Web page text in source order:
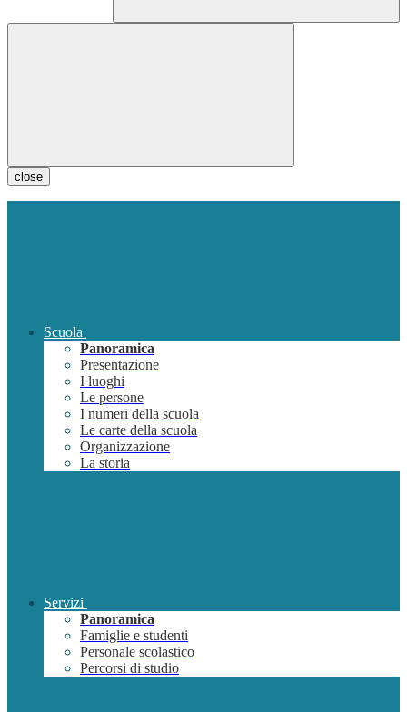
close
Scuola
Panoramica
Presentazione
I luoghi
Le persone
I numeri della scuola
Le carte della scuola
Organizzazione
La storia
Servizi
Panoramica
Famiglie e studenti
Personale scolastico
Percorsi di studio